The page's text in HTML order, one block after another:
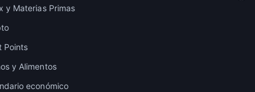
y Materias Primas
Points
y Alimentos
económico